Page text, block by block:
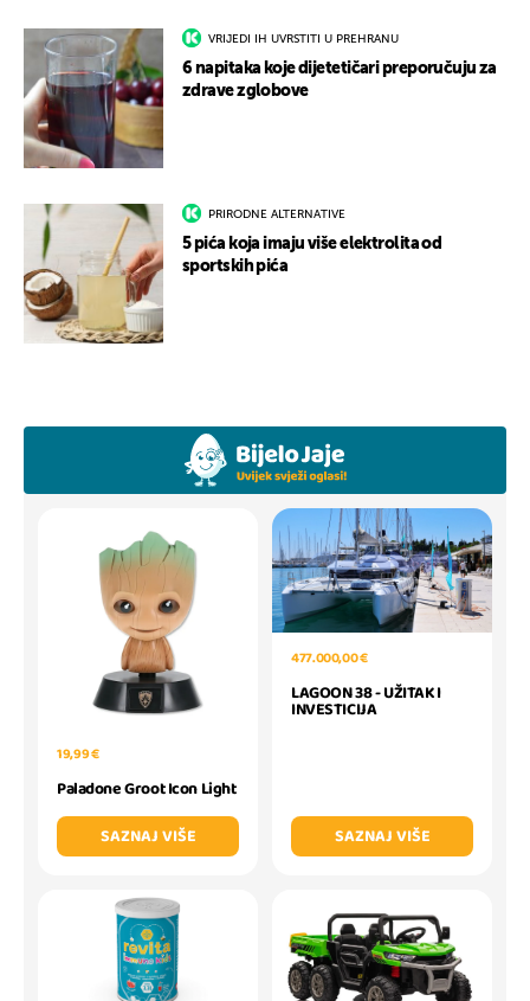
VRIJEDI IH UVRSTITI U PREHRANU
6 napitaka koje dijetetičari preporučuju za
zdrave zglobove
PRIRODNE ALTERNATIVE
5 pića koja imaju više elektrolita od
sportskih pića
19,99 €
Paladone Groot Icon Light
SAZNAJ VIŠE
477.000,00 €
LAGOON 38 - UŽITAK I
INVESTICIJA
SAZNAJ VIŠE